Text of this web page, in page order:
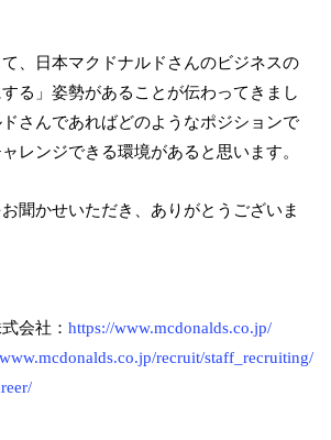
、日本マクドナルドさんのビジネスの
る」姿勢があることが伝わってきまし
さんであればどのようなポジションで
レンジできる環境があると思います。
聞かせいただき、ありがとうございま
会社：https://www.mcdonalds.co.jp/
recruit/staff_recruiting/